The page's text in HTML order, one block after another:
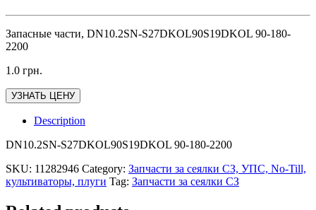
Запасные части, DN10.2SN-S27DKOL90S19DKOL 90-180-
2200
1.0 грн.
УЗНАТЬ ЦЕНУ
Description
DN10.2SN-S27DKOL90S19DKOL 90-180-2200
SKU: 11282946 Category: Запчасти за сеялки СЗ, УПС, No-Till,
культиваторы, плуги Tag: Запчасти за сеялки СЗ